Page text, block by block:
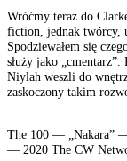
Wróćmy teraz do
fiction, jednak twórcy,
Spodziewałem się
służy jako
Niylah weszli do
zaskoczony takim
The 100 — „Nakara”
— 2020 The CW